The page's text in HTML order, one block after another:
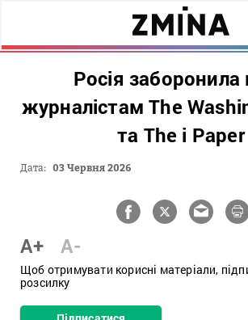
Росія заборонила
журналістам The
та The i Paper
Дата: 03 Червня 2026
A+ A-
Щоб отримувати корисні матеріали,
розсилку